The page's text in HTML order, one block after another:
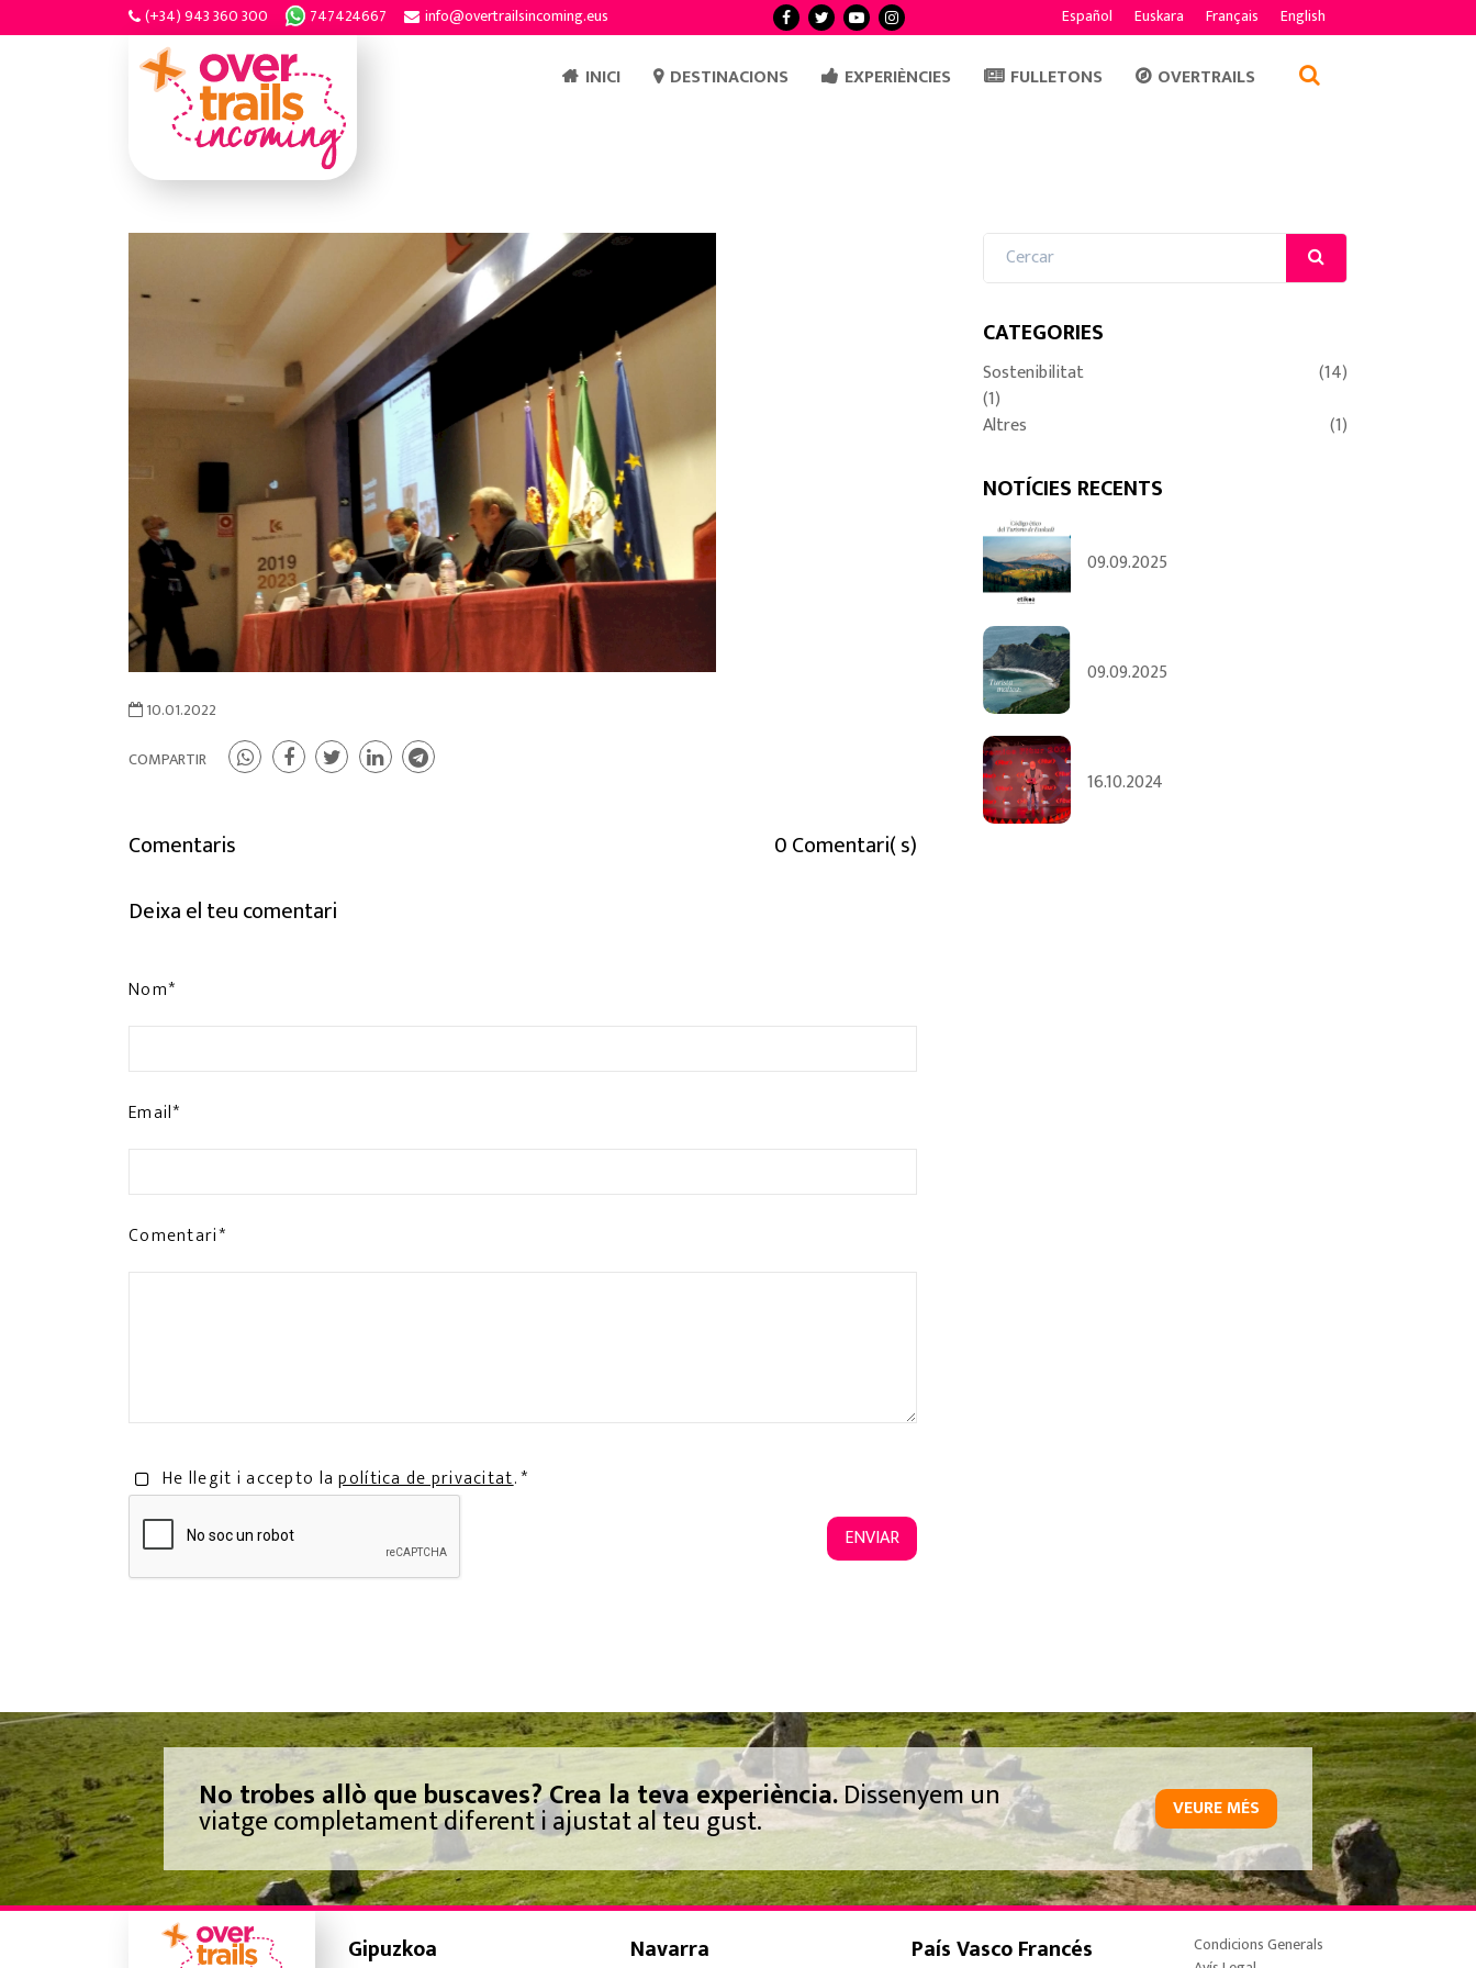
(+34) 943 360 300 747424667 info@overtrailsincoming.eus Español Euskara Français English
INICI DESTINACIONS EXPERIÈNCIES FULLETONS OVERTRAILS
10.01.2022
COMPARTIR
Comentaris
0 Comentari( s)
Deixa el teu comentari
Nom*
Email*
Comentari*
He llegit i accepto lapolítica de privacitat. *
ENVIAR
CATEGORIES
Sostenibilitat
(14)
(1)
Altres
(1)
NOTÍCIES RECENTS
09.09.2025
09.09.2025
16.10.2024
No trobes allò que buscaves? Crea la teva experiència.Dissenyem un
viatge completament diferent i ajustat al teu gust. VEURE MÉS
Gipuzkoa Navarra País Vasco Francés
Condicions Generals